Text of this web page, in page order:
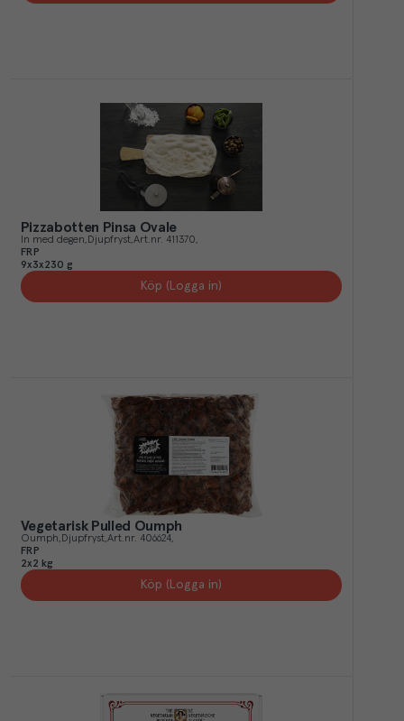
Pizzabotten Pinsa Ovale
In med degen Djupfryst Art.nr. 411370
FRP
9x3x230 g
Köp (Logga in)
Vegetarisk Pulled Oumph
Oumph Djupfryst Art.nr. 406624
FRP
2x2 kg
Köp (Logga in)